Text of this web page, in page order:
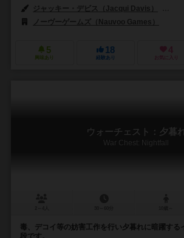
ジャッキー・デビス（Jacqui Davis）
ノーヴーゲームズ（Nauvoo Games）
5
興味あり
18
経験あり
4
お気に入り
ウォーチェスト：夕暮
War Chest: Nightfall
毒、デコイ等の妨害工作を行い夕暮れに暗躍する
段です。